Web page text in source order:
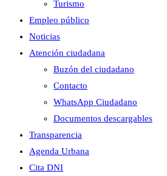
Turismo
Empleo público
Noticias
Atención ciudadana
Buzón del ciudadano
Contacto
WhatsApp Ciudadano
Documentos descargables
Transparencia
Agenda Urbana
Cita DNI